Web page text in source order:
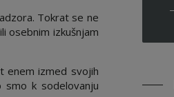
Tokrat se ne
osebnim izkušnjam
enem izmed svojih
smo k sodelovanju